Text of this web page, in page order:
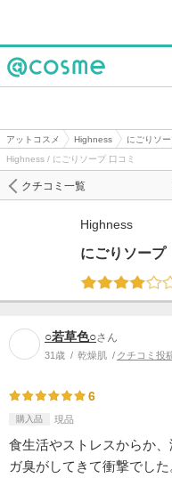
アットコスメ Highness にごりソ
Highness / にごりソープ 口コミ
クチコミ一覧
Highness
にごりソープ
○若草色○さん
31歳 乾燥肌 クチコミ投
6
購入品 現品
食生活やストレスからか
ガ臭がしてきて衝撃でした